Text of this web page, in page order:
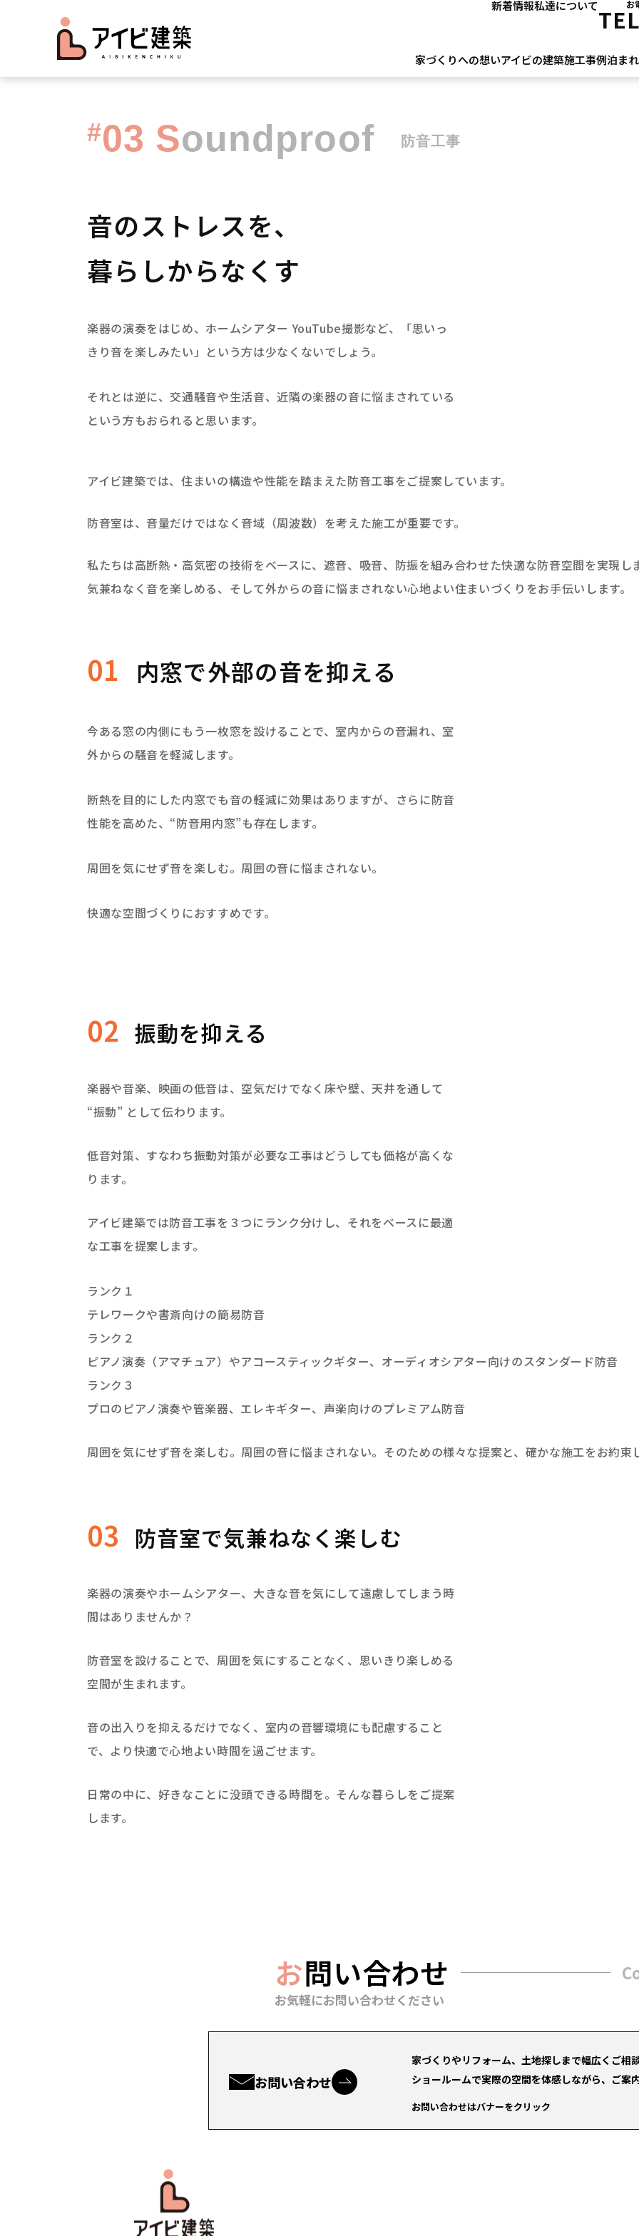
新着情報私達について お
家づくりへの想いアイビの建築施工事例泊ま
#03 Soundproof 防音工事
音のストレスを、
暮らしからなくす
楽器の演奏をはじめ、ホームシアター YouTube撮影など、「思いっ
きり音を楽しみたい」という方は少なくないでしょう。
それとは逆に、交通騒音や生活音、近隣の楽器の音に悩まされている
という方もおられると思います。
アイビ建築では、住まいの構造や性能を踏まえた防音工事をご提案しています。
防音室は、音量だけではなく音域（周波数）を考えた施工が重要です。
私たちは高断熱・高気密の技術をベースに、遮音、吸音、防振を組み合わせた快適な防音空間を実現し
気兼ねなく音を楽しめる、そして外からの音に悩まされない心地よい住まいづくりをお手伝いします。
01 内窓で外部の音を抑える
今ある窓の内側にもう一枚窓を設けることで、室内からの音漏れ、室
外からの騒音を軽減します。
断熱を目的にした内窓でも音の軽減に効果はありますが、さらに防音
性能を高めた、“防音用内窓”も存在します。
周囲を気にせず音を楽しむ。周囲の音に悩まされない。
快適な空間づくりにおすすめです。
02 振動を抑える
楽器や音楽、映画の低音は、空気だけでなく床や壁、天井を通して
“振動” として伝わります。
低音対策、すなわち振動対策が必要な工事はどうしても価格が高くな
ります。
アイビ建築では防音工事を３つにランク分けし、それをベースに最適
な工事を提案します。
ランク１
テレワークや書斎向けの簡易防音
ランク２
ピアノ演奏（アマチュア）やアコースティックギター、オーディオシアター向けのスタンダード防音
ランク３
プロのピアノ演奏や管楽器、エレキギター、声楽向けのプレミアム防音
周囲を気にせず音を楽しむ。周囲の音に悩まされない。そのための様々な提案と、確かな施工をお約束
03 防音室で気兼ねなく楽しむ
楽器の演奏やホームシアター、大きな音を気にして遠慮してしまう時
間はありませんか？
防音室を設けることで、周囲を気にすることなく、思いきり楽しめる
空間が生まれます。
音の出入りを抑えるだけでなく、室内の音響環境にも配慮すること
で、より快適で心地よい時間を過ごせます。
日常の中に、好きなことに没頭できる時間を。そんな暮らしをご提案
します。
お問い合わせ
お気軽にお問い合わせください
お問い合わせ
家づくりやリフォーム、土地探しまで幅広くご相
ショールームで実際の空間を体感しながら、ご案
お問い合わせはバナーをクリック